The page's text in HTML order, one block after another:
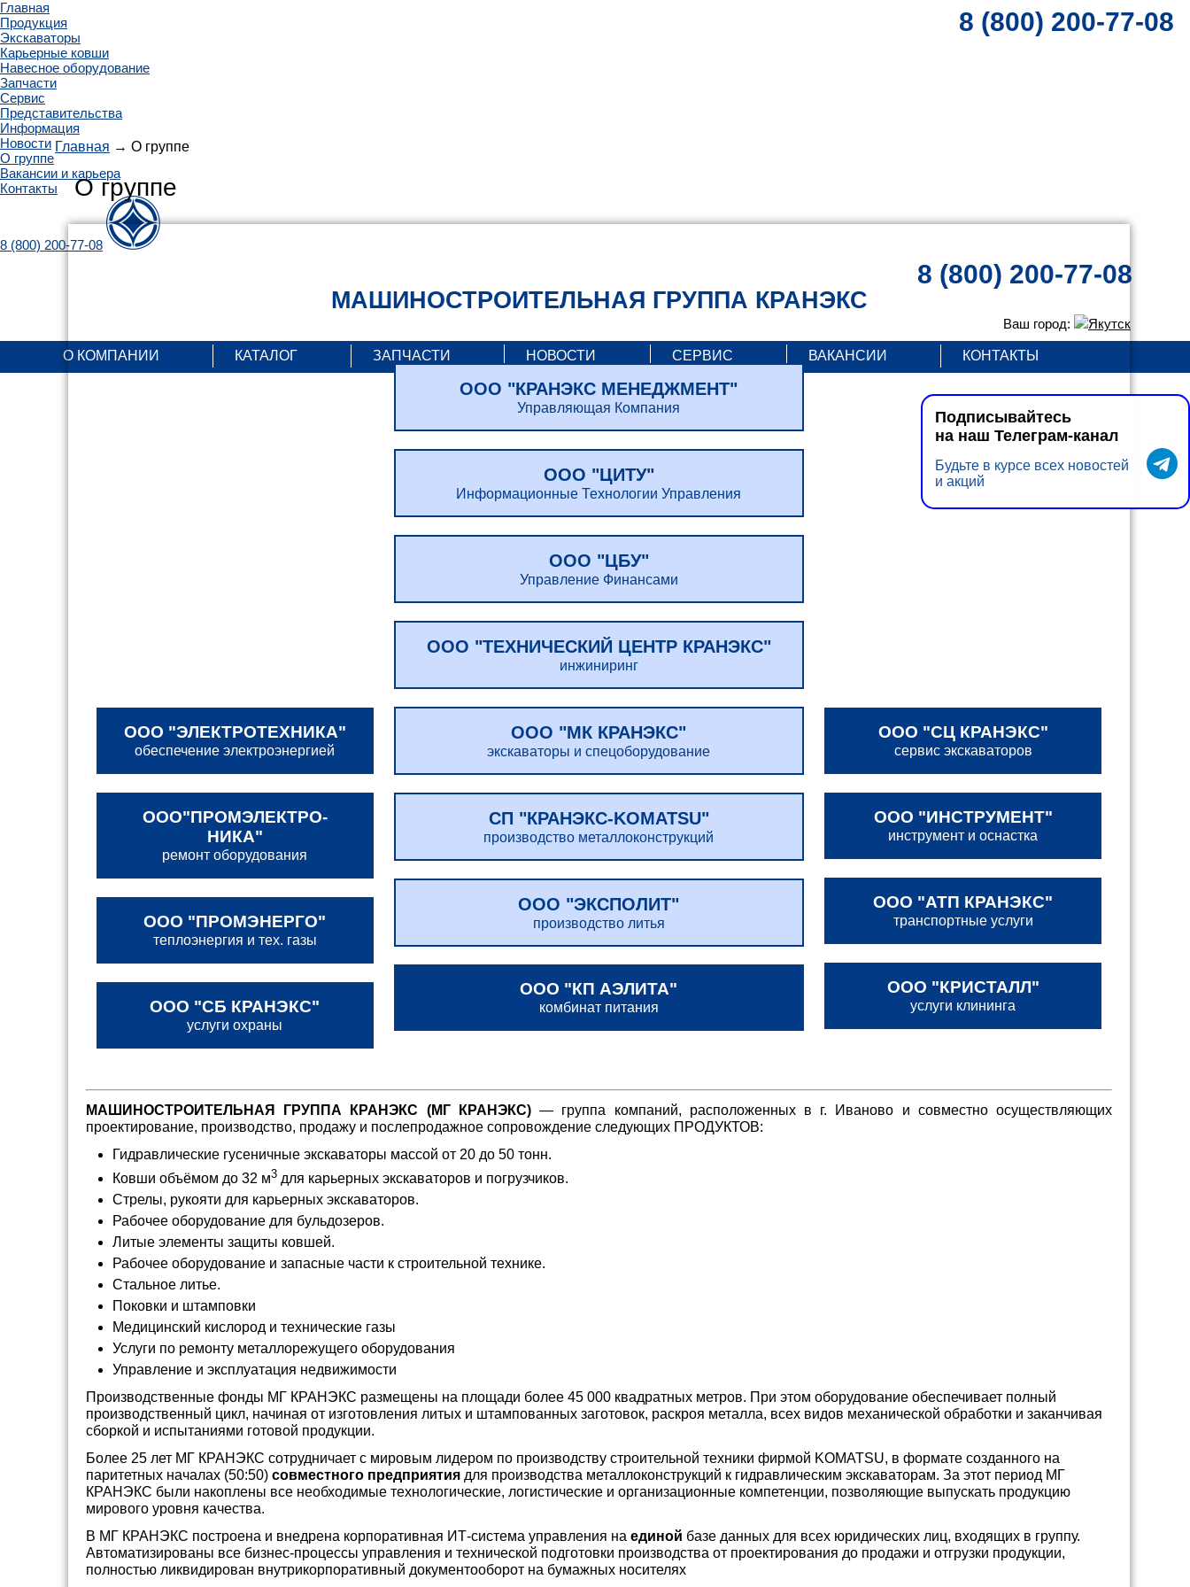
Главная
Продукция
Экскаваторы
Карьерные ковши
Навесное оборудование
Запчасти
Сервис
Представительства
Информация
Новости
О группе
Вакансии и карьера
Контакты
8 (800) 200-77-08
RUS EN
8 (800) 200-77-08
Ваш город: Якутск
8 (800) 200-77-08
О КОМПАНИИ КАТАЛОГ ЗАПЧАСТИ НОВОСТИ СЕРВИС ВАКАНСИИ КОНТАКТЫ
Главная → О группе
О группе
МАШИНОСТРОИТЕЛЬНАЯ ГРУППА КРАНЭКС
ООО "ЭЛЕКТРО­ТЕХНИКА"
обеспечение электроэнергией
ООО"ПРОМ­ЭЛЕКТРО­
НИКА"
ремонт оборудования
ООО "ПРОМЭНЕРГО"
теплоэнергия и тех. газы
ООО "СБ КРАНЭКС"
услуги охраны
ООО "КРАНЭКС МЕНЕДЖМЕНТ"
Управляющая Компания
ООО "ЦИТУ"
Информационные Технологии Управления
ООО "ЦБУ"
Управление Финансами
ООО "ТЕХНИЧЕСКИЙ ЦЕНТР КРАНЭКС"
инжиниринг
ООО "МК КРАНЭКС"
экскаваторы и спецоборудование
СП "КРАНЭКС-KOMATSU"
производство металлоконструкций
ООО "ЭКСПОЛИТ"
производство литья
ООО "КП АЭЛИТА"
комбинат питания
ООО "СЦ КРАНЭКС"
сервис экскаваторов
ООО "ИНСТРУ­МЕНТ"
инструмент и оснастка
ООО "АТП КРАНЭКС"
транспортные услуги
ООО "КРИСТАЛЛ"
услуги клининга
МАШИНОСТРОИТЕЛЬНАЯ ГРУППА КРАНЭКС (МГ КРАНЭКС)— группа компаний, расположенных в г. Иваново и совместно осуществляющих
проектирование, производство, продажу и послепродажное сопровождение следующих ПРОДУКТОВ:
Гидравлические гусеничные экскаваторы массой от 20 до 50 тонн.
Ковши объёмом до 32 м3 для карьерных экскаваторов и погрузчиков.
Стрелы, рукояти для карьерных экскаваторов.
Рабочее оборудование для бульдозеров.
Литые элементы защиты ковшей.
Рабочее оборудование и запасные части к строительной технике.
Стальное литье.
Поковки и штамповки
Медицинский кислород и технические газы
Услуги по ремонту металлорежущего оборудования
Управление и эксплуатация недвижимости
Производственные фонды МГ КРАНЭКС размещены на площади более 45 000 квадратных метров. При этом оборудование обеспечивает полный
производственный цикл, начиная от изготовления литых и штампованных заготовок, раскроя металла, всех видов механической обработки и заканчивая
сборкой и испытаниями готовой продукции.
Более 25 лет МГ КРАНЭКС сотрудничает с мировым лидером по производству строительной техники фирмой KOMATSU, в формате созданного на
паритетных началах (50:50) совместного предприятия для производства металлоконструкций к гидравлическим экскаваторам. За этот период МГ
КРАНЭКС были накоплены все необходимые технологические, логистические и организационные компетенции, позволяющие выпускать продукцию
мирового уровня качества.
В МГ КРАНЭКС построена и внедрена корпоративная ИТ-система управления на единой базе данных для всех юридических лиц, входящих в группу.
Автоматизированы все бизнес-процессы управления и технической подготовки производства от проектирования до продажи и отгрузки продукции,
полностью ликвидирован внутрикорпоративный документооборот на бумажных носителях
Подписывайтесь
на наш Телеграм-канал
Будьте в курсе всех новостей
и акций